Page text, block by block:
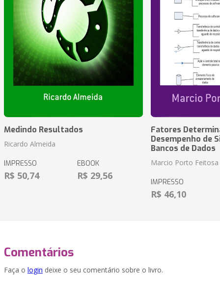
Medindo Resultados
Ricardo Almeida
IMPRESSO
R$ 50,74
EBOOK
R$ 29,56
Fatores
Desempenho de
Bancos de Dados
Marcio Porto Feitosa
IMPRESSO
R$ 46,10
Comentários
Faça o login deixe o seu comentário sobre o livro.